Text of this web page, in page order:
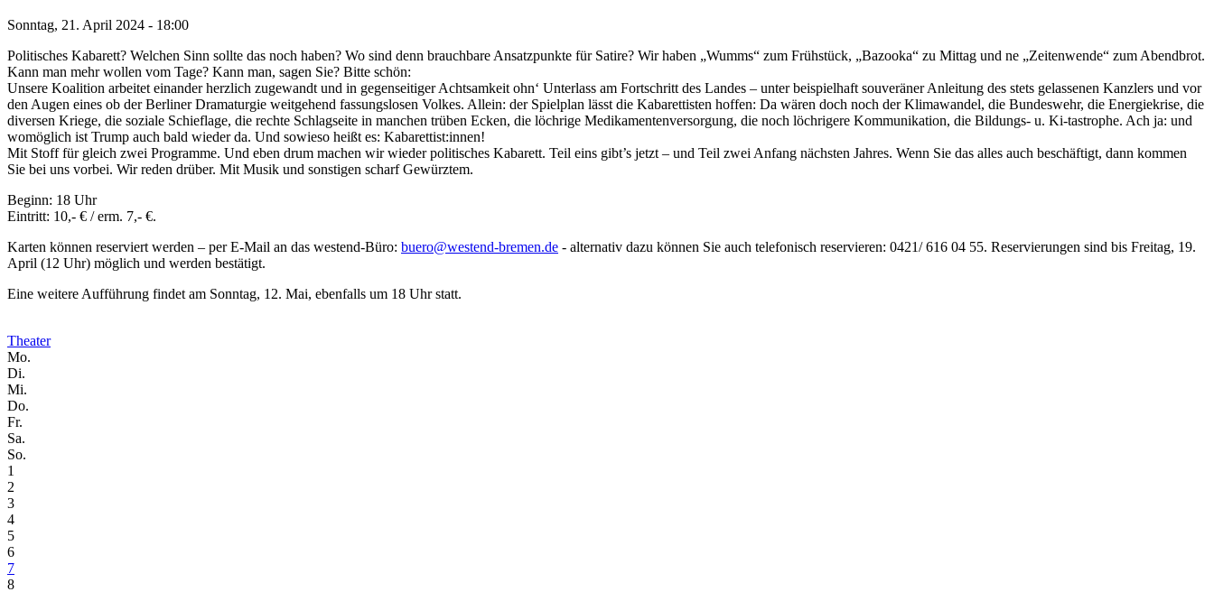
Sonntag, 21. April 2024 - 18:00
Politisches Kabarett? Welchen Sinn sollte das noch haben? Wo sind denn brauchbare Ansatzpunkte für Satire? Wir haben „Wumms“ zum Frühstück, „Bazooka“ zu Mittag und ne „Zeitenwende“ zum Abendbrot.
Kann man mehr wollen vom Tage? Kann man, sagen Sie? Bitte schön:
Unsere Koalition arbeitet einander herzlich zugewandt und in gegenseitiger Achtsamkeit ohn‘ Unterlass am Fortschritt des Landes – unter beispielhaft souveräner Anleitung des stets gelassenen Kanzlers und vor
den Augen eines ob der Berliner Dramaturgie weitgehend fassungslosen Volkes. Allein: der Spielplan lässt die Kabarettisten hoffen: Da wären doch noch der Klimawandel, die Bundeswehr, die Energiekrise, die
diversen Kriege, die soziale Schieflage, die rechte Schlagseite in manchen trüben Ecken, die löchrige Medikamentenversorgung, die noch löchrigere Kommunikation, die Bildungs- u. Ki-tastrophe. Ach ja: und
womöglich ist Trump auch bald wieder da. Und sowieso heißt es: Kabarettist:innen!
Mit Stoff für gleich zwei Programme. Und eben drum machen wir wieder politisches Kabarett. Teil eins gibt’s jetzt – und Teil zwei Anfang nächsten Jahres. Wenn Sie das alles auch beschäftigt, dann kommen
Sie bei uns vorbei. Wir reden drüber. Mit Musik und sonstigen scharf Gewürztem.
Beginn: 18 Uhr
Eintritt: 10,- € / erm. 7,- €.
Karten können reserviert werden – per E-Mail an das westend-Büro: buero@westend-bremen.de - alternativ dazu können Sie auch telefonisch reservieren: 0421/ 616 04 55. Reservierungen sind bis Freitag, 19.
April (12 Uhr) möglich und werden bestätigt.
Eine weitere Aufführung findet am Sonntag, 12. Mai, ebenfalls um 18 Uhr statt.
Theater
Mo.
Di.
Mi.
Do.
Fr.
Sa.
So.
1
2
3
4
5
6
7
8